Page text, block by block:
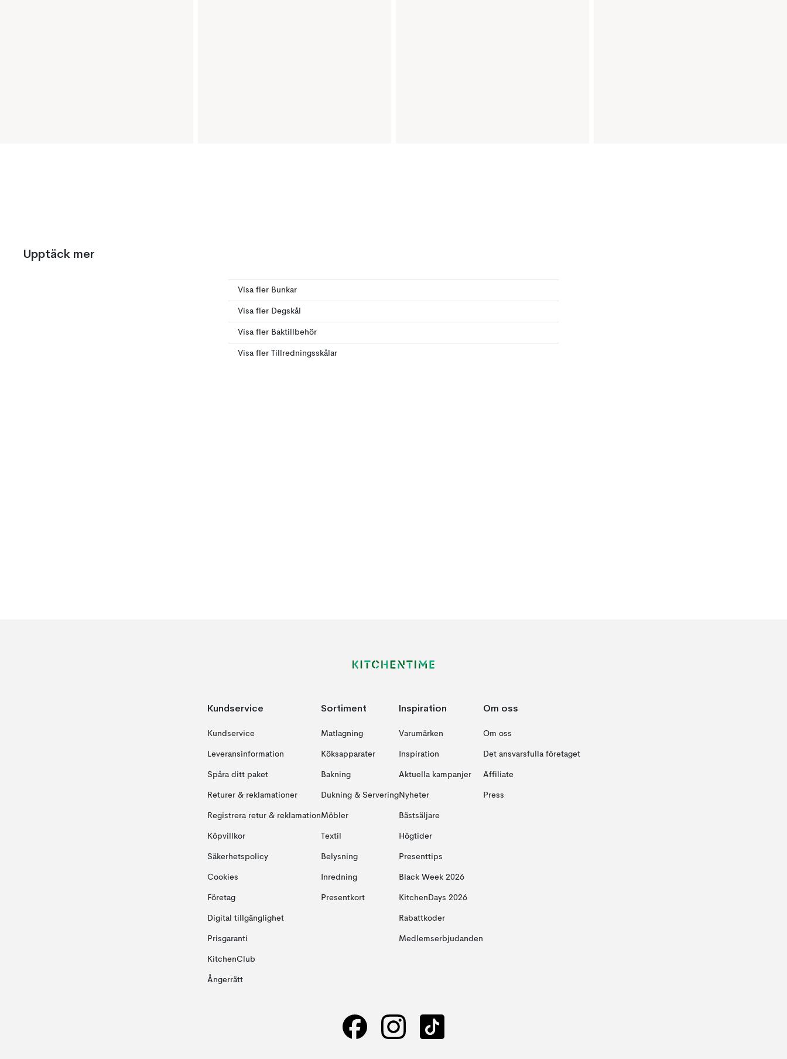
Upptäck mer
Visa fler Bunkar
Visa fler Degskål
Visa fler Baktillbehör
Visa fler Tillredningsskålar
Kundservice
Kundservice
Leveransinformation
Spåra ditt paket
Returer & reklamationer
Registrera retur & reklamation
Köpvillkor
Säkerhetspolicy
Cookies
Företag
Digital tillgänglighet
Prisgaranti
KitchenClub
Ångerrätt
Sortiment
Matlagning
Köksapparater
Bakning
Dukning & Servering
Möbler
Textil
Belysning
Inredning
Presentkort
Inspiration
Varumärken
Inspiration
Aktuella kampanjer
Nyheter
Bästsäljare
Högtider
Presenttips
Black Week 2026
KitchenDays 2026
Rabattkoder
Medlemserbjudanden
Om oss
Om oss
Det ansvarsfulla företaget
Affiliate
Press